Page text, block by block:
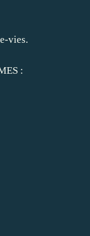
vies.
: